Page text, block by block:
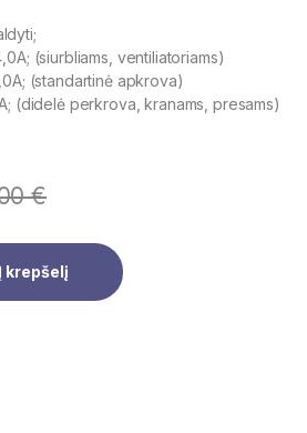
(siurbliams, ventiliatoriams)
(standartinė apkrova)
(didelė perkrova, kranams, presams)
€
Į krepšelį